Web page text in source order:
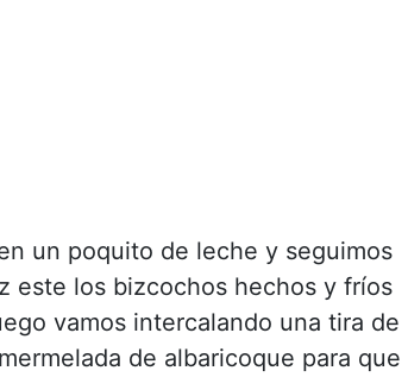
un poquito de leche y seguimos
este los bizcochos hechos y fríos
vamos intercalando una tira de
de albaricoque para que